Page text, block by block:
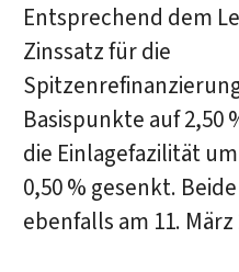
Entsprechend dem
Zinssatz für die
Basispunkte auf
die Einlagefazilität
0,50 % gesenkt.
ebenfalls am 11. März